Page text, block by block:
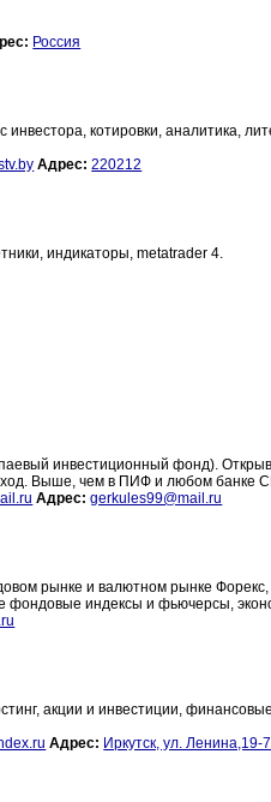
Россия
котировки, аналитика,
Адрес: 220212
индикаторы, metatrader 4.
инвестиционный фонд).
Выше, чем в ПИФ и любом банке
Адрес: gerkules99@mail.ru
рынке и валютном рынке
фондовые индексы и фьючерсы,
акции и инвестиции,
Адрес: Иркутск, ул. Ленина,19-7